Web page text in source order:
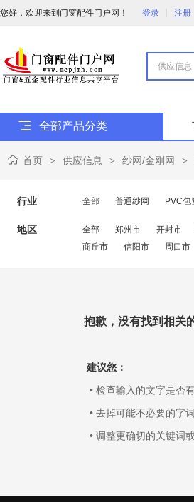
您好，欢迎来到门窗配件门户网！ 登录 注册
全部产品分类
首页 > 供应信息 > 纱网/金刚网 >
行业 全部 普通纱网 PVC包
地区 全部 郑州市 开封市
商丘市
信阳市 周口市
抱歉，没有找到相关
建议您：
• 检查输入的文字是否
• 去掉可能不必要的字
• 调整更确切的关键词